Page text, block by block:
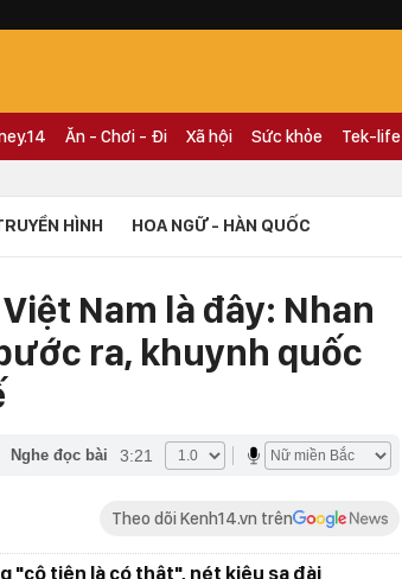
Ăn - Chơi - Đi Xã hội Sức khỏe Tek-life
HÌNH HOA NGỮ - HÀN QUỐC
Nam là đây: Nhan
ra, khuynh quốc
Nghe đọc bài 3:21
Theo dõi Kenh14.vn trên
"cô tiên là có thật", nét kiêu sa đài